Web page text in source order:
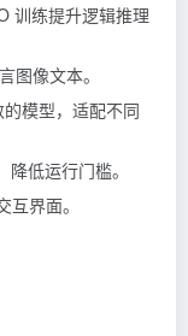
训练提升逻辑推理
图像文本。
模型，适配不同
低运行门槛。
互界面。